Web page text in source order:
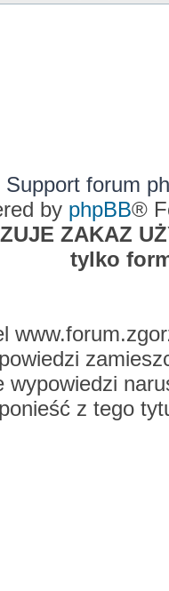
Support forum
by phpBB®
ZAKAZ
tylko
wypowiedzi
z tego